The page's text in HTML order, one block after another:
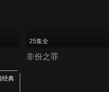
25集全
非份之罪
经典